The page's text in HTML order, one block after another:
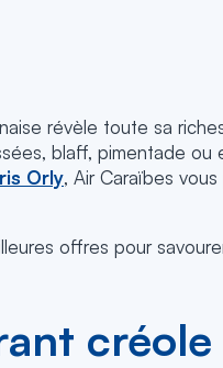
révèle toute sa
blaff, pimentade
Orly, Air Caraïbes
offres pour
créole